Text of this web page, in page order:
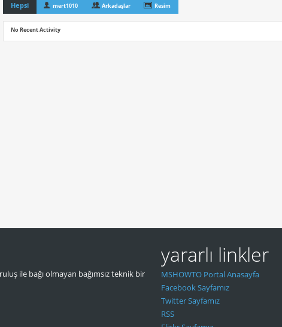
Hepsi mert1010 Arkadaşlar Resim
No Recent Activity
ile bağı olmayan bağımsız teknik bir
yararlı linkler
MSHOWTO Portal Anasayfa
Facebook Sayfamız
Twitter Sayfamız
RSS